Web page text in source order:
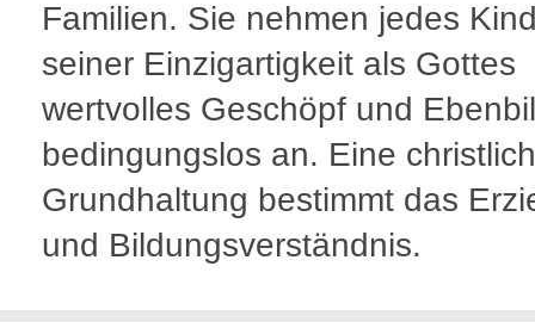
Familien. Sie nehmen jedes
seiner Einzigartigkeit als Gottes
wertvolles Geschöpf und
bedingungslos an. Eine
Grundhaltung bestimmt das
und Bildungsverständnis.